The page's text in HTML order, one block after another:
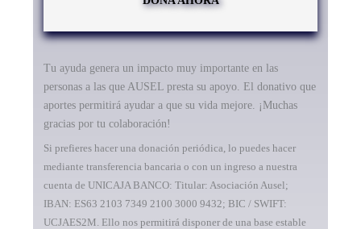
Tu ayuda genera un impacto muy importante en las
personas a las que AUSEL presta su apoyo. El donativo que
aportes permitirá ayudar a que su vida mejore. ¡Muchas
gracias por tu colaboración!
Si prefieres hacer una donación periódica, lo puedes hacer
mediante transferencia bancaria o con un ingreso a nuestra
cuenta de UNICAJA BANCO: Titular: Asociación Ausel;
IBAN: ES63 2103 7349 2100 3000 9432; BIC / SWIFT:
UCJAES2M. Ello nos permitirá disponer de una base estable